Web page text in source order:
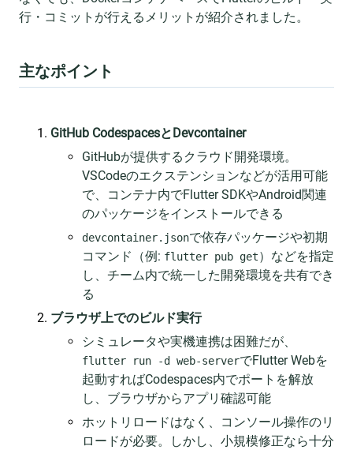
行・コミットが行えるメリットが紹介されました。
主なポイント
GitHub CodespacesとDevcontainer
GitHubが提供するクラウド開発環境。
VSCodeのエクステンションなどが活用可能
で、コンテナ内でFlutter SDKやAndroid関連
のパッケージをインストールできる
devcontainer.jsonで依存パッケージや初期
コマンド（例: flutter pub get）などを指定
し、チーム内で統一した開発環境を共有でき
る
ブラウザ上でのビルド実行
シミュレータや実機連携は困難だが、
flutter run -d web-serverでFlutter Webを
起動すればCodespaces内でポートを解放
し、ブラウザからアプリ確認可能
ホットリロードはなく、コンソール操作のリ
ロードが必要。しかし、小規模修正なら十分